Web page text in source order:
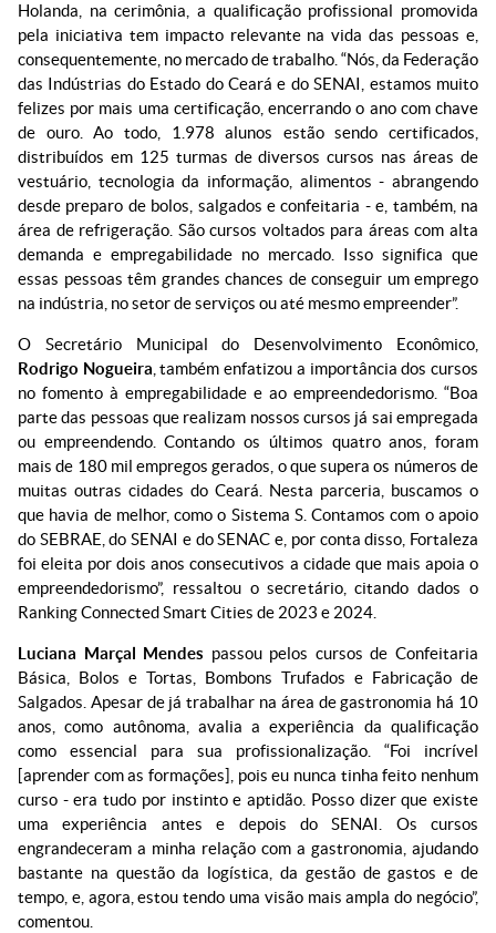
Holanda, na cerimônia, a qualificação profissional promovida
pela iniciativa tem impacto relevante na vida das pessoas e,
consequentemente, no mercado de trabalho. “Nós, da Federação
das Indústrias do Estado do Ceará e do SENAI, estamos muito
felizes por mais uma certificação, encerrando o ano com chave
de ouro. Ao todo, 1.978 alunos estão sendo certificados,
distribuídos em 125 turmas de diversos cursos nas áreas de
vestuário, tecnologia da informação, alimentos - abrangendo
desde preparo de bolos, salgados e confeitaria - e, também, na
área de refrigeração. São cursos voltados para áreas com alta
demanda e empregabilidade no mercado. Isso significa que
essas pessoas têm grandes chances de conseguir um emprego
na indústria, no setor de serviços ou até mesmo empreender”.
O Secretário Municipal do Desenvolvimento Econômico,
Rodrigo Nogueira , também enfatizou a importância dos cursos
no fomento à empregabilidade e ao empreendedorismo. “Boa
parte das pessoas que realizam nossos cursos já sai empregada
ou empreendendo. Contando os últimos quatro anos, foram
mais de 180 mil empregos gerados, o que supera os números de
muitas outras cidades do Ceará. Nesta parceria, buscamos o
que havia de melhor, como o Sistema S. Contamos com o apoio
do SEBRAE, do SENAI e do SENAC e, por conta disso, Fortaleza
foi eleita por dois anos consecutivos a cidade que mais apoia o
empreendedorismo”, ressaltou o secretário, citando dados o
Ranking Connected Smart Cities de 2023 e 2024.
Luciana Marçal Mendes passou pelos cursos de Confeitaria
Básica, Bolos e Tortas, Bombons Trufados e Fabricação de
Salgados. Apesar de já trabalhar na área de gastronomia há 10
anos, como autônoma, avalia a experiência da qualificação
como essencial para sua profissionalização. “Foi incrível
[aprender com as formações], pois eu nunca tinha feito nenhum
curso - era tudo por instinto e aptidão. Posso dizer que existe
uma experiência antes e depois do SENAI. Os cursos
engrandeceram a minha relação com a gastronomia, ajudando
bastante na questão da logística, da gestão de gastos e de
tempo, e, agora, estou tendo uma visão mais ampla do negócio”,
comentou.